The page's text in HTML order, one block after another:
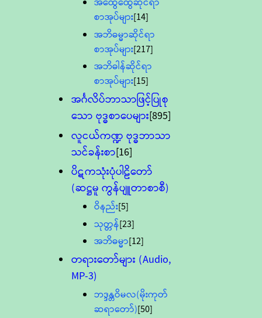
စာအုပ်များ[14]
အဘိဓမ္မာဆိုင်ရာ
စာအုပ်များ[217]
အဘိဓါန်ဆိုင်ရာ
စာအုပ်များ[15]
အင်္ဂလိပ်ဘာသာဖြင့်ပြုစု
သော ဗုဒ္ဓစာပေများ[895]
လူငယ်ကဏ္ဍ ဗုဒ္ဓဘာသာ
သင်ခန်းစာ[16]
ပိဋကသုံးပုံပါဠိတော်
(ဆဋ္ဌမူ ကွန်ပျူတာစာစီ)
ဝိနည်း[5]
သုတ္တန်[23]
အဘိဓမ္မာ[12]
တရားတော်များ (Audio,
MP-3)
ဘဒ္ဒန္တဝိမလ(မိုးကုတ်
ဆရာတော်)[50]